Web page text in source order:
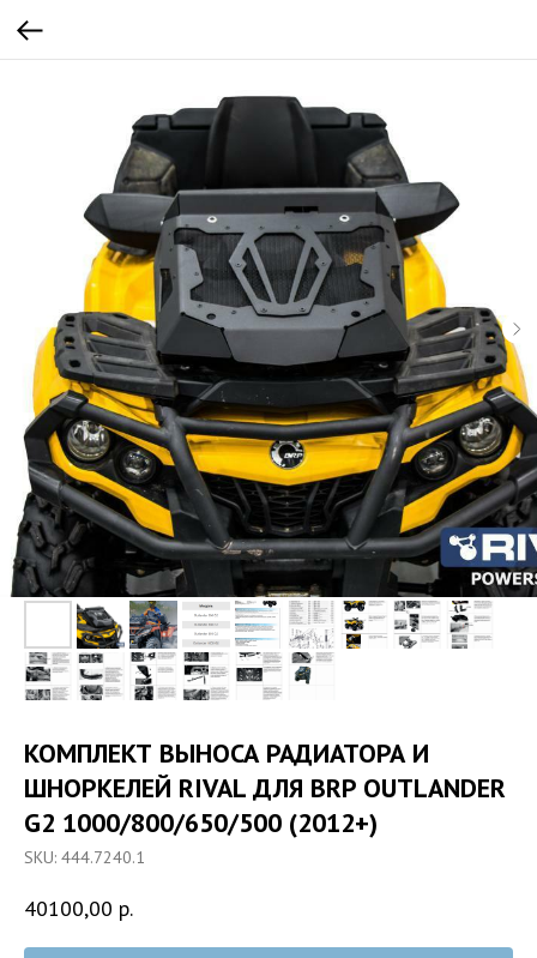
КОМПЛЕКТ ВЫНОСА РАДИАТОРА И
ШНОРКЕЛЕЙ RIVAL ДЛЯ BRP OUTLANDER
G2 1000/800/650/500 (2012+)
SKU: 444.7240.1
40100,00 р.